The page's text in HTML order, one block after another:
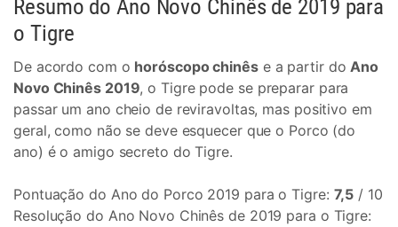
Resumo do Ano Novo Chinês de 2019 para
o Tigre
De acordo com o horóscopo chinêse a partir doAno
Novo Chinês 2019, o Tigre pode se preparar para
passar um ano cheio de reviravoltas, mas positivo em
geral, como não se deve esquecer que o Porco (do
ano) é o amigo secreto do Tigre.
Pontuação do Ano do Porco 2019 para o Tigre: 7,5 / 10
Resolução do Ano Novo Chinês de 2019 para o Tigre: